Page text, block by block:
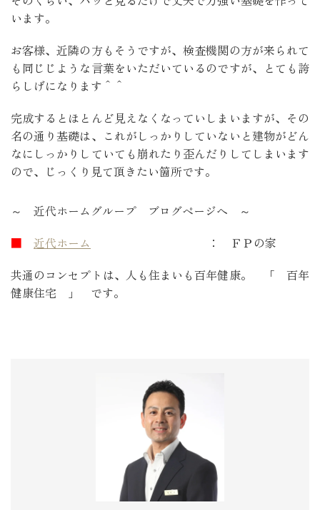
います。
お客様、近隣の方もそうですが、検査機関の方が来られて
も同じじような言葉をいただいているのですが、とても誇
らしげになります＾＾
完成するとほとんど見えなくなっていしまいますが、その
名の通り基礎は、これがしっかりしていないと建物がどん
なにしっかりしていても崩れたり歪んだりしてしまいます
ので、じっくり見て頂きたい箇所です。
～ 近代ホームグループ ブログページへ ～
■
近代ホーム
： ＦＰの家
共通のコンセプトは、人も住まいも百年健康。 「 百年
健康住宅 」 です。